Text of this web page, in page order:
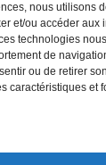
nous utilisons
et/ou accéder aux
technologies
de
ou de retirer
caractéristiques et
Donner
ce site le sont à